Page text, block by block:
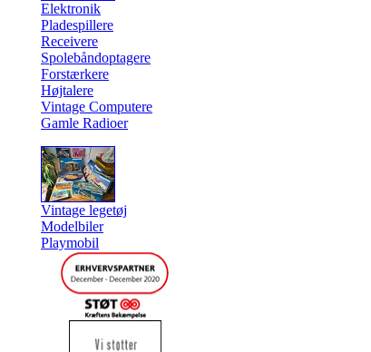
Elektronik
Pladespillere
Receivere
Spolebåndoptagere
Forstærkere
Højtalere
Vintage Computere
Gamle Radioer
Vintage legetøj
Modelbiler
Playmobil